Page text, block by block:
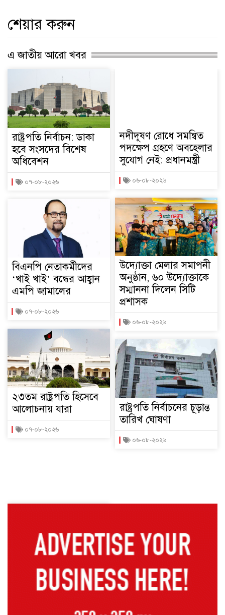
শেয়ার করুন
এ জাতীয় আরো খবর
রাষ্ট্রপতি নির্বাচন: ডাকা
হবে সংসদের বিশেষ
অধিবেশন
০৭-০৮-২০২৬
বিএনপি নেতাকর্মীদের
‘খাই খাই’ বন্ধের আহ্বান
এমপি জামালের
০৭-০৮-২০২৬
২৩তম রাষ্ট্রপতি হিসেবে
আলোচনায় যারা
০৭-০৮-২০২৬
নদীদূষণ রোধে সমন্বিত
পদক্ষেপ গ্রহণে অবহেলার
সুযোগ নেই: প্রধানমন্ত্রী
০৬-০৮-২০২৬
উদ্যোক্তা মেলার সমাপনী
অনুষ্ঠান, ৬০ উদ্যোক্তাকে
সম্মাননা দিলেন সিটি
প্রশাসক
০৬-০৮-২০২৬
রাষ্ট্রপতি নির্বাচনের চূড়ান্ত
তারিখ ঘোষণা
০৬-০৮-২০২৬